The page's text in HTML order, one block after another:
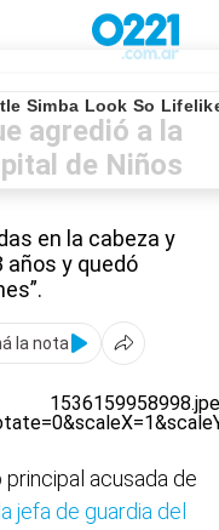
agredió a la
de Niños
en la cabeza y
años y quedó
la nota
acusada de
jefa de guardia del